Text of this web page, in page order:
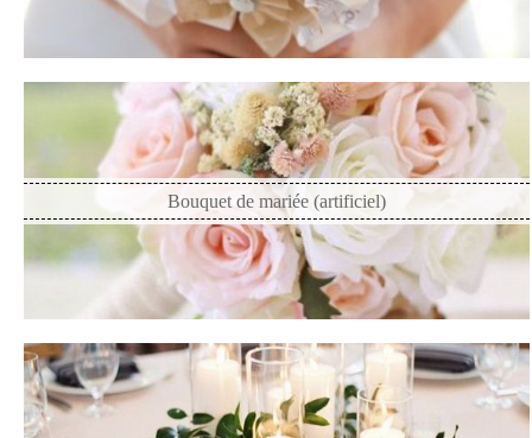
Bouquet de mariée (artificiel)